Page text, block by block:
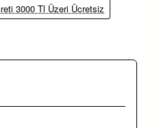
3000 Tl Üzeri Ücretsiz